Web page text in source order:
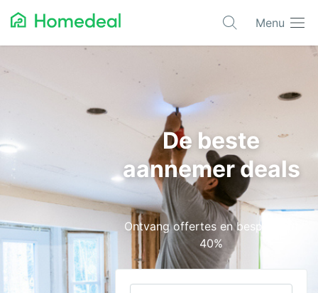
Menu
Architect
Bestrating
Cv-ketels
De beste
aannemer deals
Ontvang offertes en bespaar tot
40%